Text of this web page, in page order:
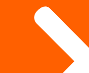
De
verkiezingen
In deze
aangewezen.